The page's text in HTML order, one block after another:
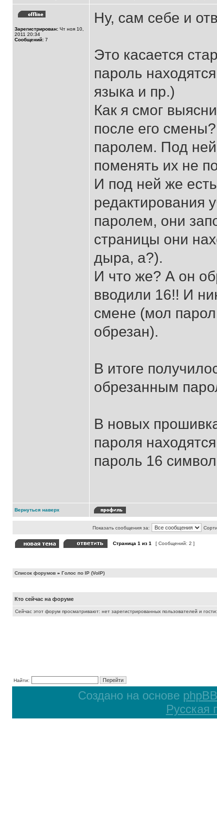
Зарегистрирован: Чт ноя 10,
2011 20:34
Сообщений: 7
Ну, сам себе и
Это касается
пароль
языка и пр.)
Как я смог
после его
паролем. Под
поменять их не
И под ней же
редактирования
паролем, они
страницы они
дыра, а?).
И что же? А он
вводили 16!! И
смене (мол
обрезан).
В итоге
обрезанным
В новых
пароля
пароль 16
Вернуться наверх
Показать сообщения за:
Страница 1 из 1 [ Сообщений: 2 ]
Список форумов » Голос по IP (VoIP)
Кто сейчас на форуме
Сейчас этот форум просматривают: нет зарегистрированных пользователей и
Найти:
Создано на основе phpBB
Русская